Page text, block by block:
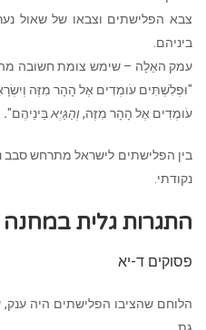
צבא הפלישתים וצבאו של שאול
ביניהם.
עמק האֵלָה – שימש צומת חשובה
"וּפְלִשְׁתִּים עֹומְדִים אֶל הָהָר מִזֶּה
עֹומְדִים אֶל הָהָר מִזֶּה,וְהַגַּיְא בֵּינֵיהֶם".
בין הפלישתים לישראל מתרחש סבב
נקודתי.
התגרות גלית
פסוקים ד-יא
הלוחם שהציבו הפלישתים היה
גת.